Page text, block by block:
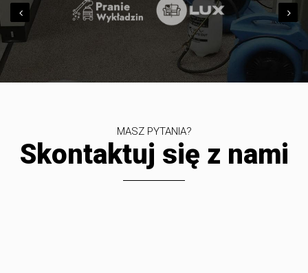
MASZ PYTANIA?
Skontaktuj się z nami